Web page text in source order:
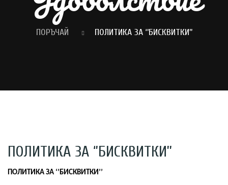
ПОРЪЧАЙ ПОЛИТИКА ЗА ‘’БИСКВИТКИ’’
ПОЛИТИКА ЗА ‘’БИСКВИТКИ’’
ПОЛИТИКА ЗА ‘’БИСКВИТКИ’’